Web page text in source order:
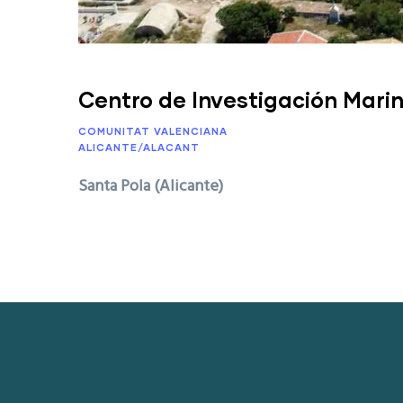
Centro de Investigación
COMUNITAT VALENCIANA
ALICANTE/ALACANT
Santa Pola (Alicante)